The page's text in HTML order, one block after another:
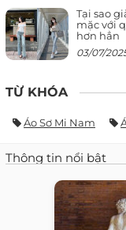
Tại sao
mặc với
hơn hẳn
03/07/
TỪ KHÓA
Áo Sơ Mi Nam
Thông tin nổi bật